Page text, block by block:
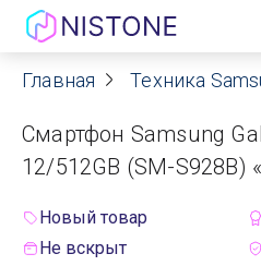
Акции
О нас
Договор оферты
Главная Техника
Смартфон Samsung
12/512GB (SM-S928B)
Новый товар
Не вскрыт